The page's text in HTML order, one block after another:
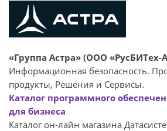
«Группа Астра» (ООО «РусБИТех-
Информационная безопасность.
продукты, Решения и Сервисы.
Каталог программного
для бизнеса
Каталог он-лайн магазина